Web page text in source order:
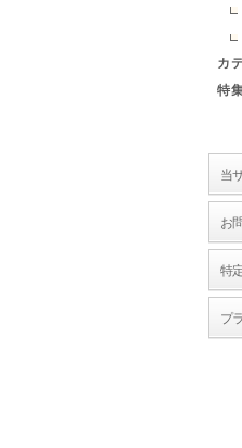
カ
特
当
お
特
プ